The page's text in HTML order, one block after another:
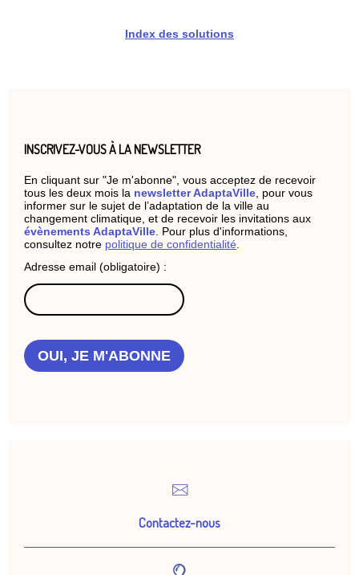
Index des solutions
INSCRIVEZ-VOUS À LA NEWSLETTER
En cliquant sur "Je m'abonne", vous acceptez de recevoir
tous les deux mois la newsletter AdaptaVille , pour vous
informer sur le sujet de l’adaptation de la ville au
changement climatique, et de recevoir les invitations aux
évènements AdaptaVille . Pour plus d'informations,
consultez notre politique de confidentialité
Adresse email (obligatoire) :
OUI, JE M'ABONNE
Contactez-nous